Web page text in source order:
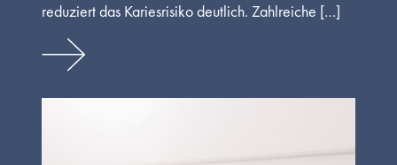
reduziert das Kariesrisiko deutlich. Zahlreiche […]